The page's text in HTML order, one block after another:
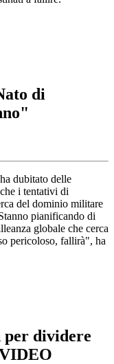
di
dubitato delle
i tentativi di
del dominio militare
pianificando di
globale che cerca
pericoloso, fallirà", ha
per dividere